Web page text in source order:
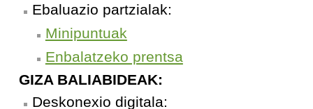
Ebaluazio partzialak:
Minipuntuak
Enbalatzeko prentsa
GIZA BALIABIDEAK:
Deskonexio digitala: